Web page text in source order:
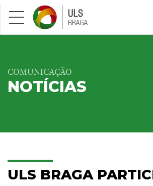
Saltar para conteúdo principal
COMUNICAÇÃO
NOTÍCIAS
ULS BRAGA